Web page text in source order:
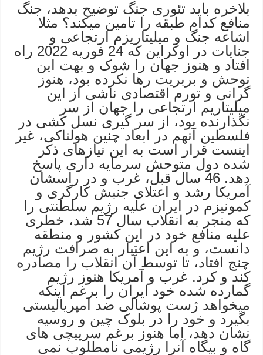
بلاخره باید تئوری جنگ توضیح بدهد، جنگ
منافع کدام طبقه را تامین میکند؟ مثلا
اشاعه جنگ و میلیتاریزم ارتجاعی و
جنایات در اوکراین که 24 فوریه 2022 راه
افتاد و هنوز جهان را شوک و بهت این
توحش و بربریت رها نکرده بود، هنوز
گرانی و تورم اقتصادی ناشی از این
میلیتاریم ارتجاعی را جهان از سر
نگذارنده بود، از سر گیری نسل کشی در
فلسطین آنهم در ابعاد چنین هولناکی، غیر
اینست قرار است به این نیازهای ذکر
شده دول متوحش سرمایه داری پاسخ
دهد. 46 سال قبل، غرب و در راسشان
آمریکا رشد و اعتلای جنبش کارگری و
کمونیزم در ایران علیه رژیم سلطنتی را
که منجر به انقلاب سال 57 شد، خطری
علیه منافع خود در این کشور و منطقه
دانست، و به این اعتبار به صرافت رژیم
چنج افتاد، تا توسط آن انقلاب را مصادره
کند و کرد. غرب و آمریکا هنوز رژیم
گمارده شده خود ایران را برغم اینکه
میخواهد ژست پوشالی ضد امپریالیستی
بگیرد و خود را در بلوک چین و روسیه
نشان دهد، اما هنوز برغم سرپیچی های
گاه و بیگاه آنرا رژیمی نامطلوب نمی